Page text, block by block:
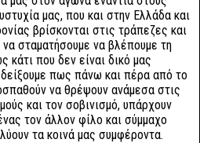
μας, που και στην Ελλάδα και
βρίσκονται στις τράπεζες και
να σταματήσουμε να βλέπουμε τη
κάτι που δεν είναι δικό μας
δείξουμε πως πάνω και πέρα από το
να θρέψουν ανάμεσα στις
και τον σοβινισμό, υπάρχουν
τον άλλον φίλο και σύμμαχο
τα κοινά μας συμφέροντα.